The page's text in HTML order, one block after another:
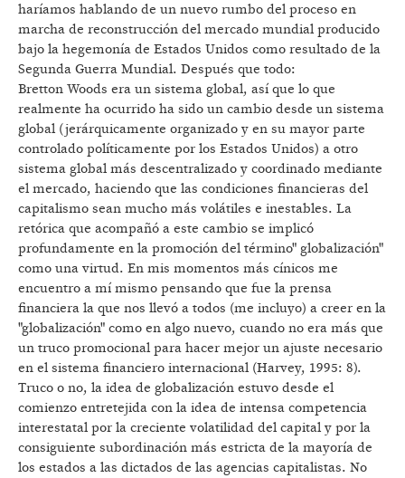
haríamos hablando de un nuevo rumbo del proceso en
marcha de reconstrucción del mercado mundial producido
bajo la hegemonía de Estados Unidos como resultado de la
Segunda Guerra Mundial. Después que todo:
Bretton Woods era un sistema global, así que lo que
realmente ha ocurrido ha sido un cambio desde un sistema
global (jerárquicamente organizado y en su mayor parte
controlado políticamente por los Estados Unidos) a otro
sistema global más descentralizado y coordinado mediante
el mercado, haciendo que las condiciones financieras del
capitalismo sean mucho más volátiles e inestables. La
retórica que acompañó a este cambio se implicó
profundamente en la promoción del término" globalización"
como una virtud. En mis momentos más cínicos me
encuentro a mí mismo pensando que fue la prensa
financiera la que nos llevó a todos (me incluyo) a creer en la
"globalización" como en algo nuevo, cuando no era más que
un truco promocional para hacer mejor un ajuste necesario
en el sistema financiero internacional (Harvey, 1995: 8).
Truco o no, la idea de globalización estuvo desde el
comienzo entretejida con la idea de intensa competencia
interestatal por la creciente volatilidad del capital y por la
consiguiente subordinación más estricta de la mayoría de
los estados a las dictados de las agencias capitalistas. No